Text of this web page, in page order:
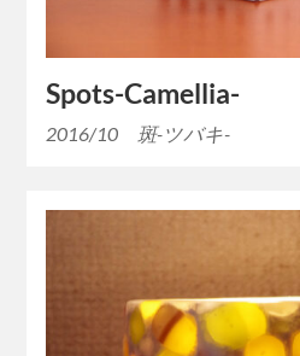
Spots-Camellia-
2016/10 斑-ツバキ-